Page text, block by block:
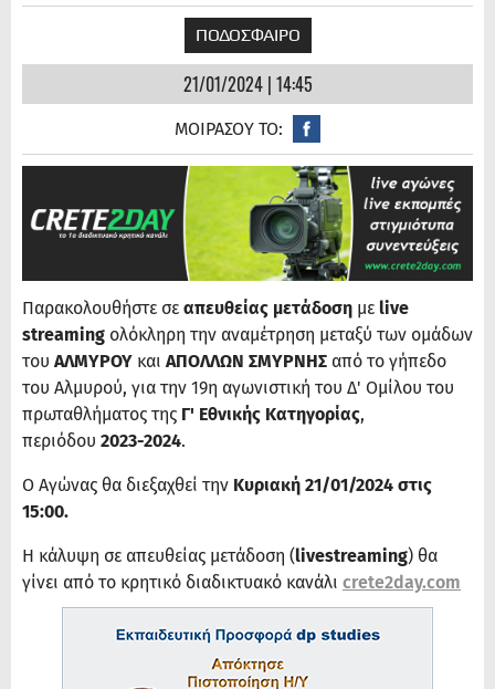
ΠΟΔΟΣΦΑΙΡΟ
21/01/2024 | 14:45
ΜΟΙΡΑΣΟΥ ΤΟ:
Παρακολουθήστε σε απευθείας μετάδοση με live
streaming ολόκληρη την αναμέτρηση μεταξύ των ομάδων
του ΑΛΜΥΡΟΥ και ΑΠΟΛΛΩΝ ΣΜΥΡΝΗΣ από το γήπεδο
του Αλμυρού, για την 19η αγωνιστική του Δ' Ομίλου του
πρωταθλήματος της Γ' Εθνικής Κατηγορίας,
περιόδου 2023-2024.
Ο Αγώνας θα διεξαχθεί την Κυριακή 21/01/2024 στις
15:00.
Η κάλυψη σε απευθείας μετάδοση (livestreaming) θα
γίνει από το κρητικό διαδικτυακό κανάλι crete2day.com